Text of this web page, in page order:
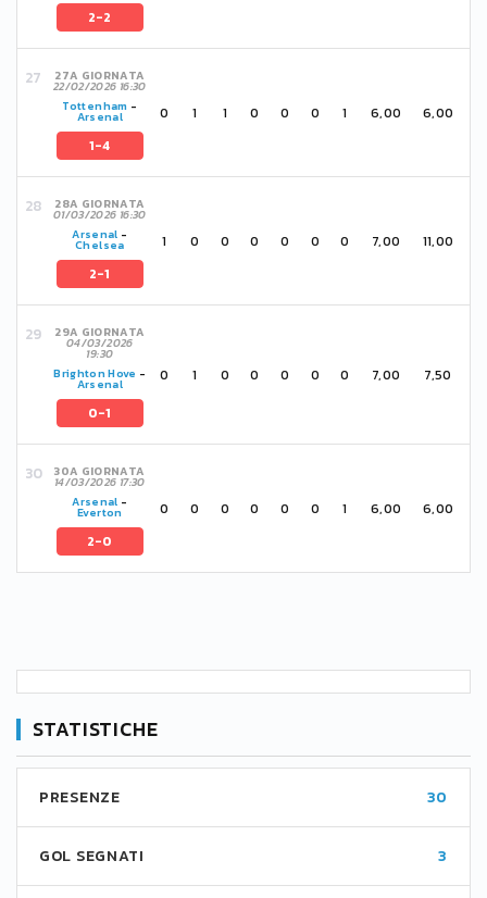
2-2
27A GIORNATA
22/02/2026 16:30
Tottenham -
Arsenal
1-4
0 1 1 0 0 0 1 6,00 6,00
28A GIORNATA
01/03/2026 16:30
Arsenal -
Chelsea
2-1
1 0 0 0 0 0 0 7,00 11,00
29A GIORNATA
04/03/2026
19:30
Brighton Hove -
Arsenal
0-1
0 1 0 0 0 0 0 7,00 7,50
30A GIORNATA
14/03/2026 17:30
Arsenal -
Everton
2-0
0 0 0 0 0 0 1 6,00 6,00
STATISTICHE
PRESENZE 30
GOL SEGNATI 3